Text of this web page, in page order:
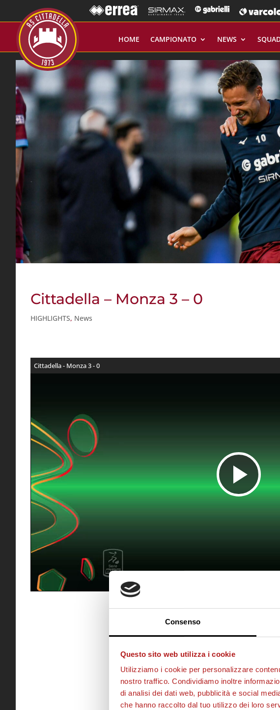
Consenso
Questo sito web utilizza i cookie
Utilizziamo i cookie per personalizzare
nostro traffico. Condividiamo inoltre
di analisi dei dati web, pubblicità e social
che hanno raccolto dal tuo utilizzo dei loro
HOME CAMPIONATO NEWS
Cittadella – Monza 3 – 0
HIGHLIGHTS, News
Cittadella - Monza 3 - 0
R
r
d